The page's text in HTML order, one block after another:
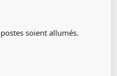
soient allumés.